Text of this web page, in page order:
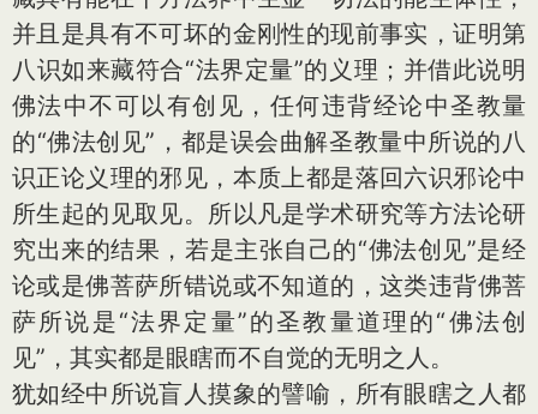
并且是具有不可坏的金刚性的现前事实，证明第
八识如来藏符合“法界定量”的义理；并借此说明
佛法中不可以有创见，任何违背经论中圣教量
的“佛法创见”，都是误会曲解圣教量中所说的八
识正论义理的邪见，本质上都是落回六识邪论中
所生起的见取见。所以凡是学术研究等方法论研
究出来的结果，若是主张自己的“佛法创见”是经
论或是佛菩萨所错说或不知道的，这类违背佛菩
萨所说是“法界定量”的圣教量道理的“佛法创
见”，其实都是眼瞎而不自觉的无明之人。
犹如经中所说盲人摸象的譬喻，所有眼瞎之人都